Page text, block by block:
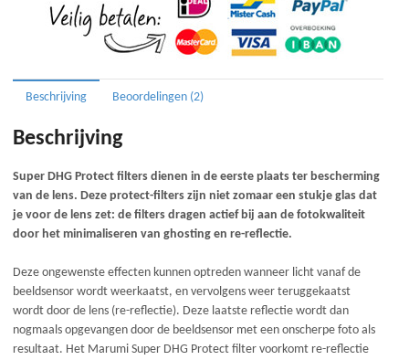
aantal
Beschrijving Beoordelingen (2)
Beschrijving
Super DHG Protect filters dienen in de eerste plaats ter bescherming
van de lens. Deze protect-filters zijn niet zomaar een stukje glas dat
je voor de lens zet: de filters dragen actief bij aan de fotokwaliteit
door het minimaliseren van ghosting en re-reflectie.
Deze ongewenste effecten kunnen optreden wanneer licht vanaf de
beeldsensor wordt weerkaatst, en vervolgens weer teruggekaatst
wordt door de lens (re-reflectie). Deze laatste reflectie wordt dan
nogmaals opgevangen door de beeldsensor met een onscherpe foto als
resultaat. Het Marumi Super DHG Protect filter voorkomt re-reflectie